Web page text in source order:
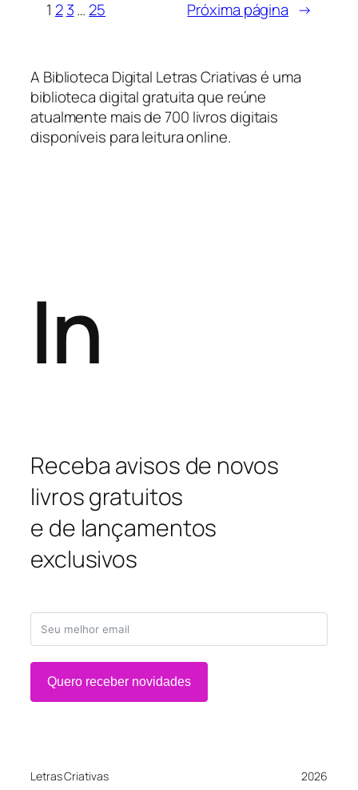
1 2 3… 25 Próxima página →
A Biblioteca Digital Letras Criativas é uma
biblioteca digital gratuita que reúne
atualmente mais de 700 livros digitais
disponíveis para leitura online.
In
Receba avisos de novos
livros gratuitos
e de lançamentos
exclusivos
Quero receber novidades
Letras Criativas 2026